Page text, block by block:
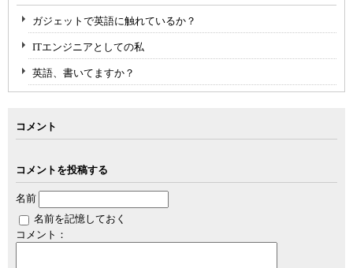
ガジェットで英語に触れているか？
ITエンジニアとしての私
英語、書いてますか？
コメント
コメントを投稿する
名前
名前を記憶しておく
コメント：